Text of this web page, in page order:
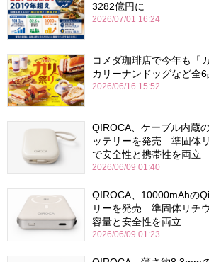
3282億円に
2026/07/01 16:24
コメダ珈琲店で今年も
カリーナンドッグなど全
2026/06/16 15:52
QIROCA、ケーブル内蔵
ッテリーを発売 準固体
で安全性と携帯性を両立
2026/06/09 01:40
QIROCA、10000mAhの
リーを発売 準固体リチ
容量と安全性を両立
2026/06/09 01:23